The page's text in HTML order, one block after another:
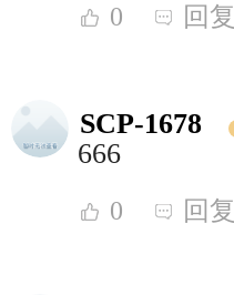
0 回复
SCP-1678
666
0 回复